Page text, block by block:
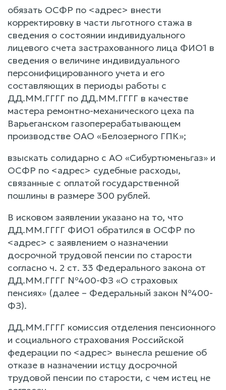
обязать ОСФР по <адрес> внести
корректировку в части льготного стажа в
сведения о состоянии индивидуального
лицевого счета застрахованного лица ФИО1 в
сведения о величине индивидуального
персонифицированного учета и его
составляющих в периоды работы с
ДД.ММ.ГГГГ по ДД.ММ.ГГГГ в качестве
мастера ремонтно-механического цеха па
Варьеганском газоперерабатывающем
производстве ОАО «Белозерного ГПК»;
взыскать солидарно с АО «Сибуртюменьгаз» и
ОСФР по <адрес> судебные расходы,
связанные с оплатой государственной
пошлины в размере 300 рублей.
В исковом заявлении указано на то, что
ДД.ММ.ГГГГ ФИО1 обратился в ОСФР по
<адрес> с заявлением о назначении
досрочной трудовой пенсии по старости
согласно ч. 2 ст. 33 Федерального закона от
ДД.ММ.ГГГГ №400-ФЗ «О страховых
пенсиях» (далее – Федеральный закон №400-
ФЗ).
ДД.ММ.ГГГГ комиссия отделения пенсионного
и социального страхования Российской
федерации по <адрес> вынесла решение об
отказе в назначении истцу досрочной
трудовой пенсии по старости, с чем истец не